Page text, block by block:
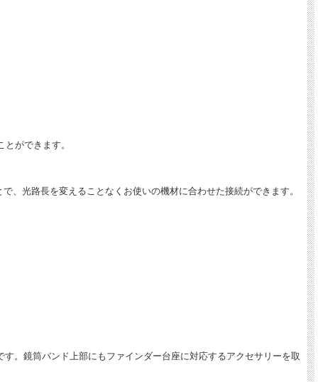
ができます。
光路長を変えることなくお使いの機材に合わせた接続ができます。
。鏡筒バンド上部にもファインダー台座に対応するアクセサリーを取